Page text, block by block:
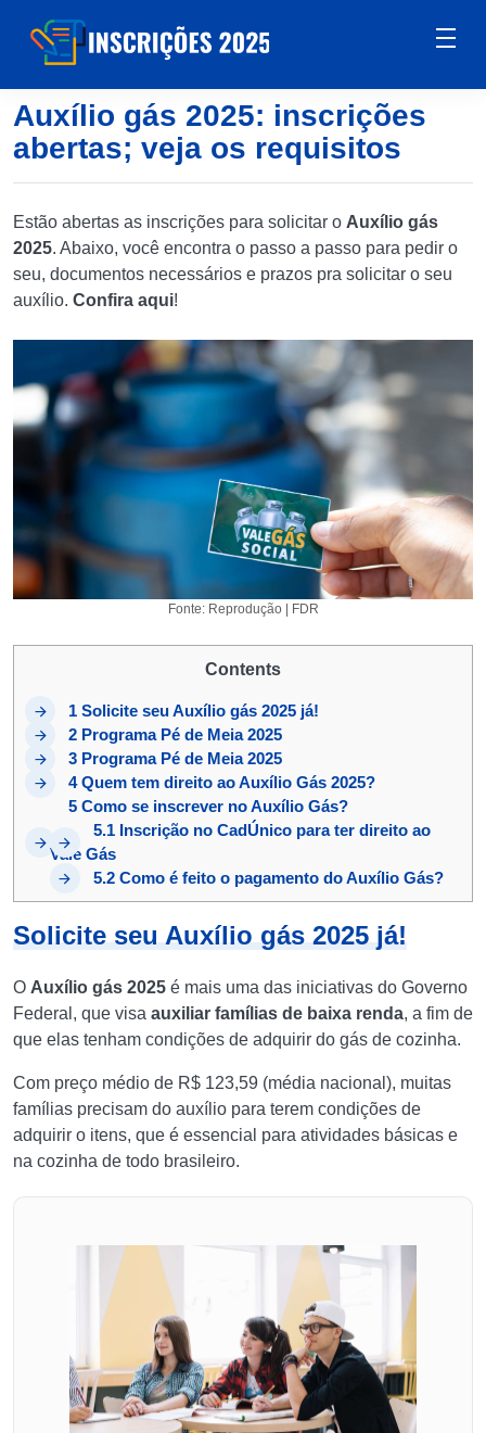
Auxílio gás 2025: inscrições
abertas; veja os requisitos
Estão abertas as inscrições para solicitar o Auxílio gás
2025. Abaixo, você encontra o passo a passo para pedir o
seu, documentos necessários e prazos pra solicitar o seu
auxílio. Confira aqui!
Fonte: Reprodução | FDR
Contents
1 Solicite seu Auxílio gás 2025 já!
2 Programa Pé de Meia 2025
3 Programa Pé de Meia 2025
4Quem tem direito ao Auxílio Gás 2025?
5 Como se inscrever no Auxílio Gás?
5.1Inscrição no CadÚnico para ter direito ao
Vale Gás
5.2Como é feito o pagamento do Auxílio Gás?
Solicite seu Auxílio gás 2025 já!
O Auxílio gás 2025 é mais uma das iniciativas do Governo
Federal, que visa auxiliar famílias de baixa renda, a fim de
que elas tenham condições de adquirir do gás de cozinha.
Com preço médio de R$ 123,59 (média nacional), muitas
famílias precisam do auxílio para terem condições de
adquirir o itens, que é essencial para atividades básicas e
na cozinha de todo brasileiro.